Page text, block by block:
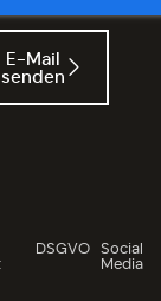
E-Mail
senden
DSGVO Social
Media